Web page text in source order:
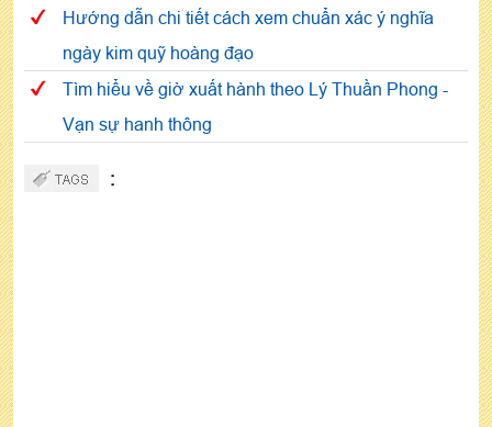
Hướng dẫn chi tiết cách xem chuẩn xác ý nghĩa
ngày kim quỹ hoàng đạo
Tìm hiểu về giờ xuất hành theo Lý Thuần Phong -
Vạn sự hanh thông
: